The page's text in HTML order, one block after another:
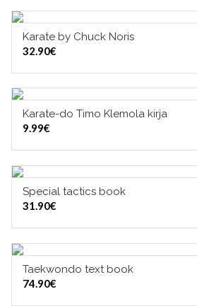
LISÄÄ OSTOSKORIIN
Karate by Chuck Noris
32.90€
LISÄÄ OSTOSKORIIN
Karate-do Timo Klemola kirja
9.99€
Special tactics book
31.90€
LISÄÄ OSTOSKORIIN
Taekwondo text book
74.90€